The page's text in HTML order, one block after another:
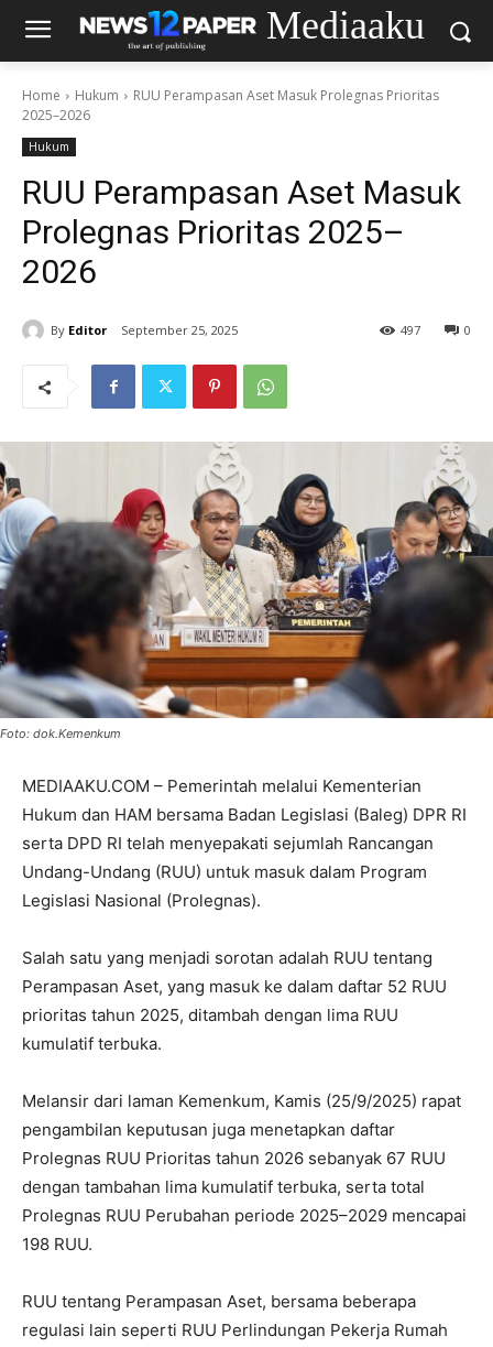
Mediaaku
Home Hukum
RUU Perampasan Aset Masuk Prolegnas Prioritas
2025–2026
Hukum
RUU Perampasan Aset Masuk
Prolegnas Prioritas 2025–
2026
By Editor September 25, 2025 0
497
Foto: dok.Kemenkum
MEDIAAKU.COM – Pemerintah melalui Kementerian
Hukum dan HAM bersama Badan Legislasi (Baleg) DPR RI
serta DPD RI telah menyepakati sejumlah Rancangan
Undang-Undang (RUU) untuk masuk dalam Program
Legislasi Nasional (Prolegnas).
Salah satu yang menjadi sorotan adalah RUU tentang
Perampasan Aset, yang masuk ke dalam daftar 52 RUU
prioritas tahun 2025, ditambah dengan lima RUU
kumulatif terbuka.
Melansir dari laman Kemenkum, Kamis (25/9/2025) rapat
pengambilan keputusan juga menetapkan daftar
Prolegnas RUU Prioritas tahun 2026 sebanyak 67 RUU
dengan tambahan lima kumulatif terbuka, serta total
Prolegnas RUU Perubahan periode 2025–2029 mencapai
198 RUU.
RUU tentang Perampasan Aset, bersama beberapa
regulasi lain seperti RUU Perlindungan Pekerja Rumah